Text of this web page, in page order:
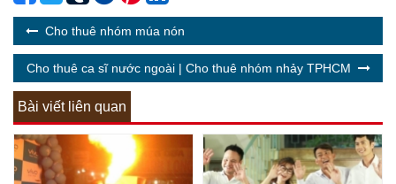
Cho thuê nhóm múa nón
Cho thuê ca sĩ nước ngoài | Cho thuê nhóm nhảy TPHCM
Bài viết liên quan